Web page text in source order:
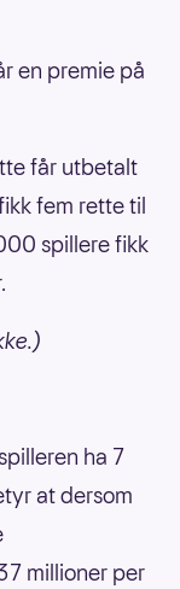
en premie på
får utbetalt
fem rette til
spillere fikk
ha 7
at dersom
millioner per